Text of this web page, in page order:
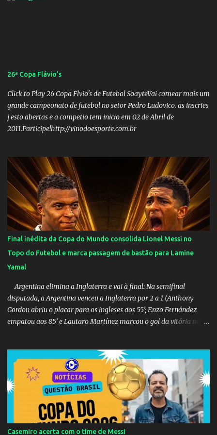
26ª Copa Flávio's
Click to Play 26 Copa Flvio's de Futebol SoayteVai comear mais um
grande campeonato de futebol no setor Pedro Ludovico. as inscries
j esto abertas e a competio tem inicio em 02 de Abril de
2011.Participe!http://vinodoesporte.com.br
Final inédita da Copa do Mundo consolida Lionel Messi no
Topo do Futebol e marca passagem de bastão para Lamine
Yamal
Argentina elimina a Inglaterra e vai à final: Na semifinal
disputada, a Argentina venceu a Inglaterra por 2 a 1 (Anthony
Gordon abriu o placar para os ingleses aos 55’; Enzo Fernández
empatou aos 85’ e Lautaro Martínez marcou o gol da vitória nos
Inglaterra durante o jogo.
Casemiro acerta com o time de Messi